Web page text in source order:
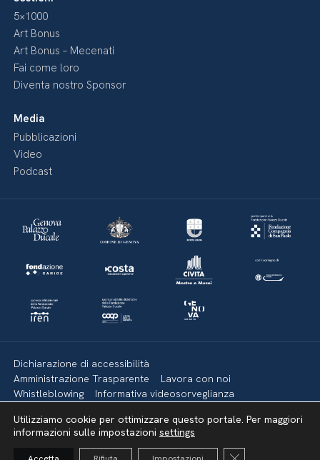
5×1000
Art Bonus
Art Bonus – Mecenati
Fai come loro
Diventa nostro Sponsor
Media
Pubblicazioni
Video
Podcast
Dichiarazione di accessibilità
Amministrazione Trasparente
Lavora con noi
Whistleblowing
Informativa videosorveglianza
Mappa del sito
Utilizziamo cookie per ottimizzare questo portale. Per maggiori
informazioni sulle impostazioni settings
Close GDPR